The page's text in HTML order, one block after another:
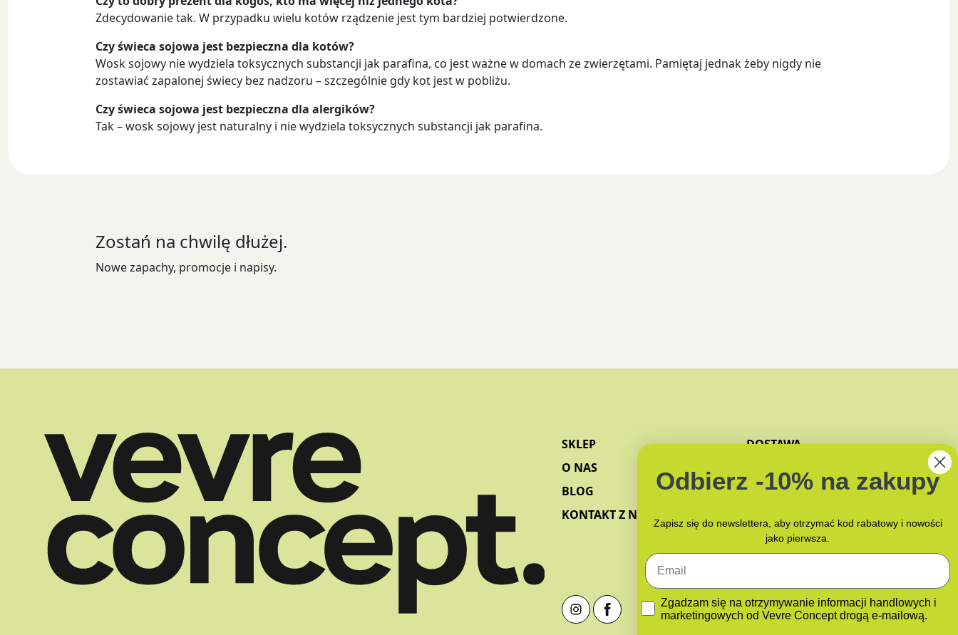
Zdecydowanie tak. W przypadku wielu kotów rządzenie jest tym bardziej potwierdzone.
Czy świeca sojowa jest bezpieczna dla kotów?
Wosk sojowy nie wydziela toksycznych substancji jak parafina, co jest ważne w domach ze zwierzętami. Pamiętaj jednak żeby nigdy nie
zostawiać zapalonej świecy bez nadzoru – szczególnie gdy kot jest w pobliżu.
Czy świeca sojowa jest bezpieczna dla alergików?
Tak – wosk sojowy jest naturalny i nie wydziela toksycznych substancji jak parafina.
Zostań na chwilę dłużej.
Nowe zapachy, promocje i napisy.
SKLEP
O NAS
BLOG
KONTAKT Z NAMI
DOSTAWA
JAK PAKUJEMY?
Odbierz -10% na zakupy
Zapisz się do newslettera, aby otrzymać kod rabatowy i nowości
jako pierwsza.
Email
GDPRZgadzam się na otrzymywanie informacji handlowych i
marketingowych od Vevre Concept drogą e-mailową.